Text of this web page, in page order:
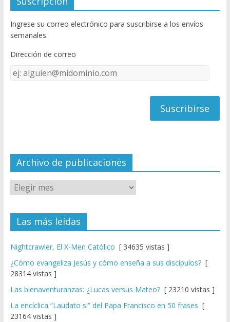
b
o
o
k
er T
u
e
C
el
Ingrese su correo electrónico para suscribirse a los envíos
semanales.
Dirección de correo
Dirección
de
Archivo de publicaciones
Las más leídas
Nightcrawler, El X-Men Católico [ 34635 vistas ]
¿Cómo evangeliza Jesús y cómo enseña a sus discípulos?[
28314 vistas ]
Las bienaventuranzas: ¿Lucas versus Mateo?[ 23210 vistas ]
La encíclica “Laudato si” del Papa Francisco en 50 frases [
23164 vistas ]